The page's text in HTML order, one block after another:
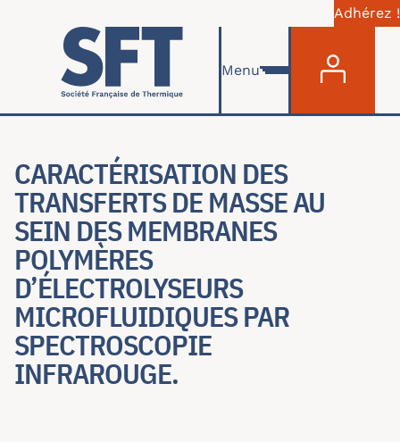
Skip to main content
Adhérez !
Menu
CARACTÉRISATION DES
TRANSFERTS DE MASSE AU
SEIN DES MEMBRANES
POLYMÈRES
D’ÉLECTROLYSEURS
MICROFLUIDIQUES PAR
SPECTROSCOPIE
INFRAROUGE.